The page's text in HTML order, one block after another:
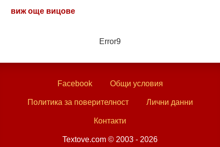
виж още вицове
Error9
Facebook Общи условия
Политика за поверителност Лични данни
Контакти
Textove.com © 2003 - 2026